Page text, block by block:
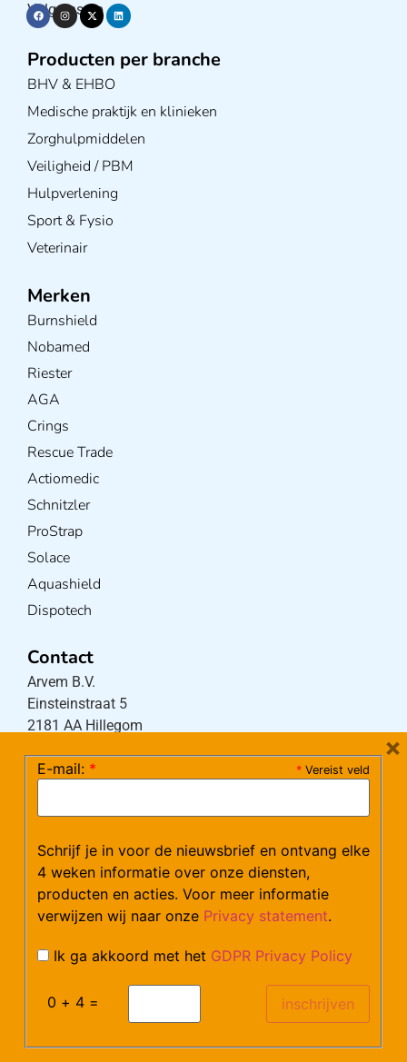
Volg ons op
Producten per branche
BHV & EHBO
Medische praktijk en klinieken
Zorghulpmiddelen
Veiligheid / PBM
Hulpverlening
Sport & Fysio
Veterinair
Merken
Burnshield
Nobamed
Riester
AGA
Crings
Rescue Trade
Actiomedic
Schnitzler
ProStrap
Solace
Aquashield
Dispotech
Contact
Arvem B.V.
Einsteinstraat 5
2181 AA Hillegom
(maandag – donderdag 08:30-17:15 uur / vrijdag
Mail:klantenservice@arvem.nl
Werken bij Arvem?
Verzendkosten en LeveringAlgemene voorwaarden
* Vereist veld
E-mail: *
Schrijf je in voor de nieuwsbrief en ontvang elke
4 weken informatie over onze diensten,
producten en acties. Voor meer informatie
verwijzen wij naar onze Privacy statement.
Ik ga akkoord met het GDPR Privacy Policy
0 + 4 =
×